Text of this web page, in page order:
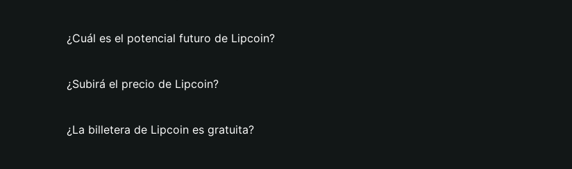
¿Cuál es el potencial futuro de Lipcoin?
¿Subirá el precio de Lipcoin?
¿La billetera de Lipcoin es gratuita?